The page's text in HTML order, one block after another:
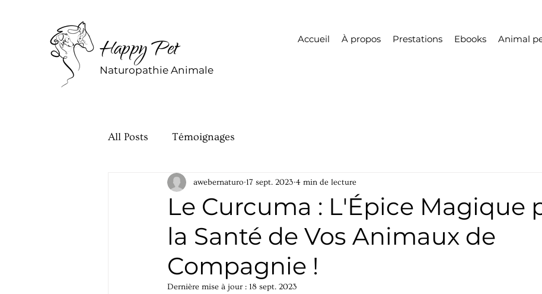
Happy Pet
Naturopathie Animale
Accueil À propos Prestations Ebooks Animal
All Posts Témoignages
Le Curcuma : L'Épice Magique
la Santé de Vos Animaux de
Compagnie !
awebernaturo 17 sept. 2023 4 min de lecture
Dernière mise à jour : 18 sept. 2023